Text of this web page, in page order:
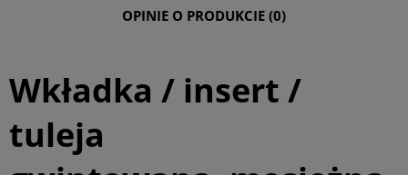
OPINIE O PRODUKCIE (0)
Wkładka / insert /
tuleja